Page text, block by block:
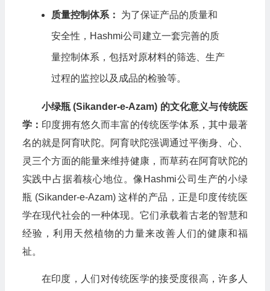
质量控制体系： 为了保证产品的质量和
安全性，Hashmi公司建立一套完善的质
量控制体系，包括对原材料的筛选、生产
过程的监控以及成品的检验等。
小绿瓶 (Sikander-e-Azam) 的文化意义与传统医
学： 印度拥有悠久而丰富的传统医学体系，其中最著
名的就是阿育吠陀。阿育吠陀强调通过平衡身、心、
灵三个方面的能量来维持健康，而草药在阿育吠陀的
实践中占据着核心地位。像Hashmi公司生产的小绿
瓶 (Sikander-e-Azam) 这样的产品，正是印度传统医
学在现代社会的一种体现。它们承载着古老的智慧和
经验，利用天然植物的力量来改善人们的健康和福
祉。
在印度，人们对传统医学的接受度很高，许多人